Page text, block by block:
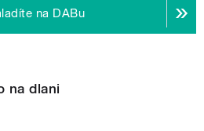
na DABu
na dlani